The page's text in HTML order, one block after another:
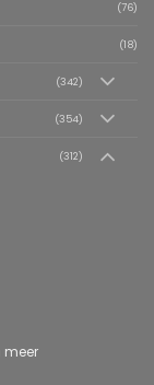
(76)
(18)
(342)
(354)
(312)
meer